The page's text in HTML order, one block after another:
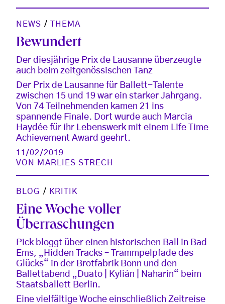
NEWS / THEMA
Bewundert
Der diesjährige Prix de Lausanne überzeugte
auch beim zeitgenössischen Tanz
Der Prix de Lausanne für Ballett-Talente
zwischen 15 und 19 war ein starker Jahrgang.
Von 74 Teilnehmenden kamen 21 ins
spannende Finale. Dort wurde auch Marcia
Haydée für ihr Lebenswerk mit einem Life Time
Achievement Award geehrt.
11/02/2019
VON MARLIES STRECH
BLOG / KRITIK
Eine Woche voller
Überraschungen
Pick bloggt über einen historischen Ball in Bad
Ems, „Hidden Tracks – Trammpelpfade des
Glücks“ in der Brotfabrik Bonn und den
Ballettabend „Duato | Kylián | Naharin“ beim
Staatsballett Berlin.
Eine vielfältige Woche einschließlich Zeitreise